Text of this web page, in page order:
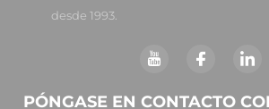
desde 1993.
PÓNGASE EN CONTACTO